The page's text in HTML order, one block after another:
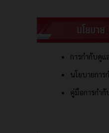
การกำกับดูแ
นโยบายกา
คู่มือการกำ